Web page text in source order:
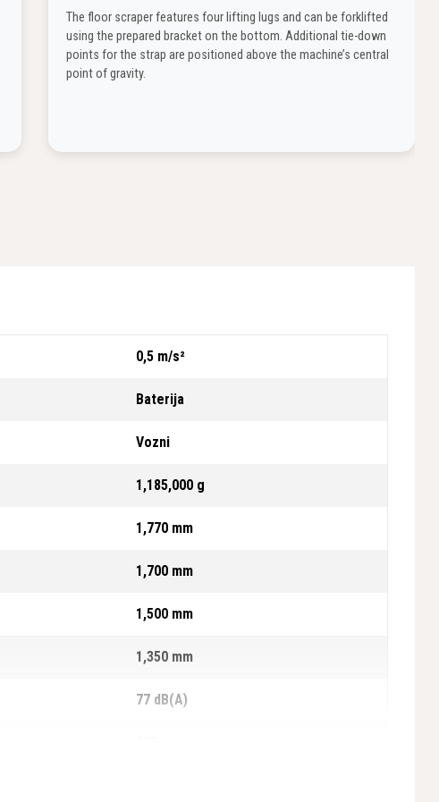
The floor scraper features four lifting lugs and can be forklifted
using the prepared bracket on the bottom. Additional tie-down
points for the strap are positioned above the machine’s central
point of gravity.
0,5 m/s²
Baterija
Vozni
1,185,000 g
1,770 mm
1,700 mm
1,500 mm
1,350 mm
77 dB(A)